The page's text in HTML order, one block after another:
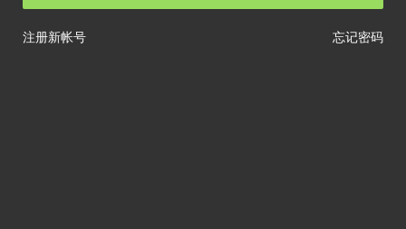
忘记密码
注册新帐号